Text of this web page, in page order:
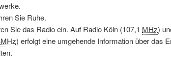
Sie Ruhe.
Sie das Radio ein. Auf Radio Köln (107,1 MHz)
MHz) erfolgt eine umgehende Information über das